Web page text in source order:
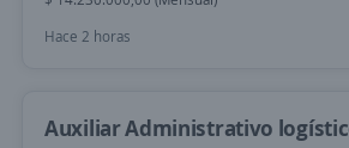
Hace 2 horas
Auxiliar Administrativo